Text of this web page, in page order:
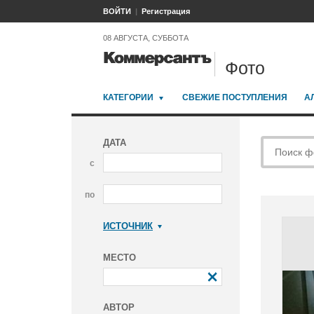
ВОЙТИ Регистрация
08 АВГУСТА, СУББОТА
Фото
КАТЕГОРИИ СВЕЖИЕ ПОСТУПЛЕНИЯ
ДАТА
с
по
ИСТОЧНИК
МЕСТО
АВТОР